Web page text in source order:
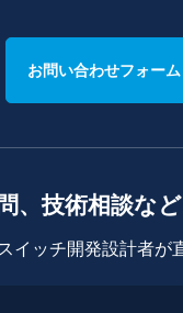
お問い合わせフォーム
、技術相談な
イッチ開発設計者が